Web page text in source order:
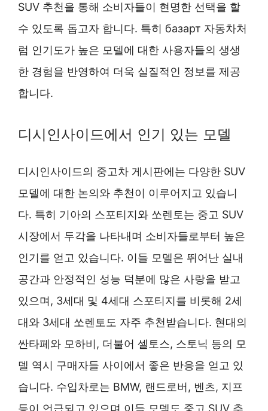
SUV 추천을 통해 소비자들이 현명한 선택을 할
수 있도록 돕고자 합니다. 특히 базарт 자동차처
럼 인기도가 높은 모델에 대한 사용자들의 생생
한 경험을 반영하여 더욱 실질적인 정보를 제공
합니다.
디시인사이드에서 인기 있는 모델
디시인사이드의 중고차 게시판에는 다양한 SUV
모델에 대한 논의와 추천이 이루어지고 있습니
다. 특히 기아의 스포티지와 쏘렌토는 중고 SUV
시장에서 두각을 나타내며 소비자들로부터 높은
인기를 얻고 있습니다. 이들 모델은 뛰어난 실내
공간과 안정적인 성능 덕분에 많은 사랑을 받고
있으며, 3세대 및 4세대 스포티지를 비롯해 2세
대와 3세대 쏘렌토도 자주 추천받습니다. 현대의
싼타페와 모하비, 더불어 셀토스, 스토닉 등의 모
델 역시 구매자들 사이에서 좋은 반응을 얻고 있
습니다. 수입차로는 BMW, 랜드로버, 벤츠, 지프
등이 언급되고 있으며 이들 모델도 중고 SUV 추